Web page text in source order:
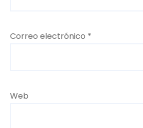
Correo electrónico *
Web